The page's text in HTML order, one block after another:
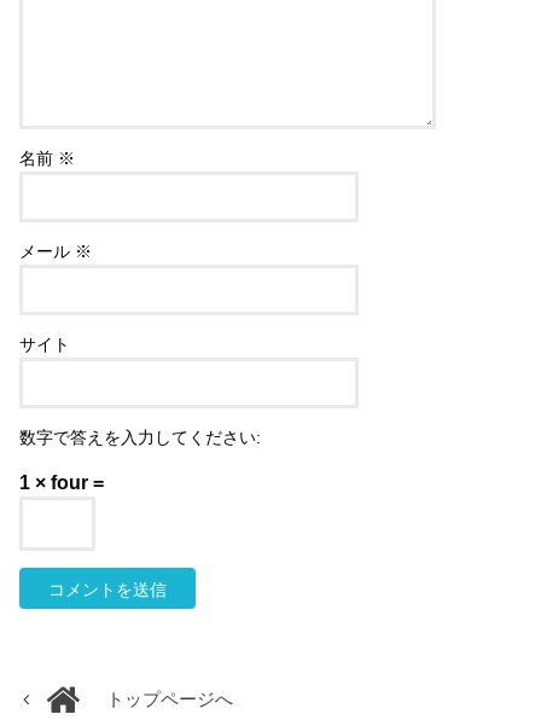
名前 ※
メール ※
サイト
数字で答えを入力してください:
1 × four =
トップページへ